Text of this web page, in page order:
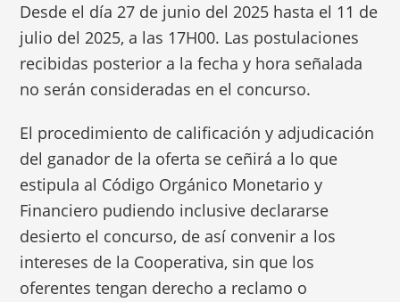
Desde el día 27 de junio del 2025 hasta el 11 de
julio del 2025, a las 17H00. Las postulaciones
recibidas posterior a la fecha y hora señalada
no serán consideradas en el concurso.
El procedimiento de calificación y adjudicación
del ganador de la oferta se ceñirá a lo que
estipula al Código Orgánico Monetario y
Financiero pudiendo inclusive declararse
desierto el concurso, de así convenir a los
intereses de la Cooperativa, sin que los
oferentes tengan derecho a reclamo o